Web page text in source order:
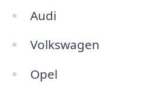
Audi
Volkswagen
Opel